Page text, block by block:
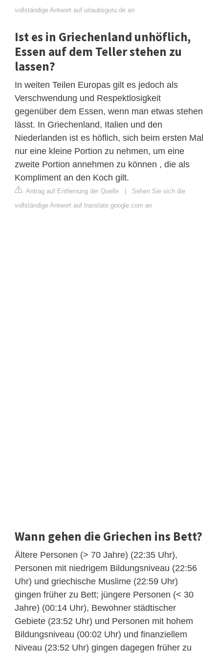
vollständige Antwort auf urlaubsguru.de an
Ist es in Griechenland unhöflich,
Essen auf dem Teller stehen zu
lassen?
In weiten Teilen Europas gilt es jedoch als
Verschwendung und Respektlosigkeit
gegenüber dem Essen, wenn man etwas stehen
lässt. In Griechenland, Italien und den
Niederlanden ist es höflich, sich beim ersten Mal
nur eine kleine Portion zu nehmen, um eine
zweite Portion annehmen zu können , die als
Kompliment an den Koch gilt.
Antrag auf Entfernung der Quelle | Sehen Sie sich die
vollständige Antwort auf translate.google.com an
Wann gehen die Griechen ins Bett?
Ältere Personen (> 70 Jahre) (22:35 Uhr),
Personen mit niedrigem Bildungsniveau (22:56
Uhr) und griechische Muslime (22:59 Uhr)
gingen früher zu Bett; jüngere Personen (< 30
Jahre) (00:14 Uhr), Bewohner städtischer
Gebiete (23:52 Uhr) und Personen mit hohem
Bildungsniveau (00:02 Uhr) und finanziellem
Niveau (23:52 Uhr) gingen dagegen früher zu